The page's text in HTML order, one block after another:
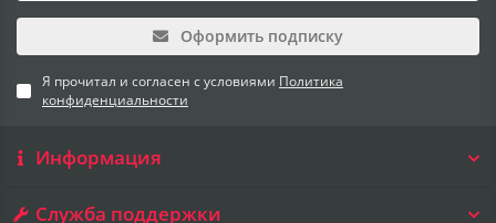
Оформить подписку
Я прочитал и согласен с условиями Политика
конфиденциальности
Информация
Служба поддержки